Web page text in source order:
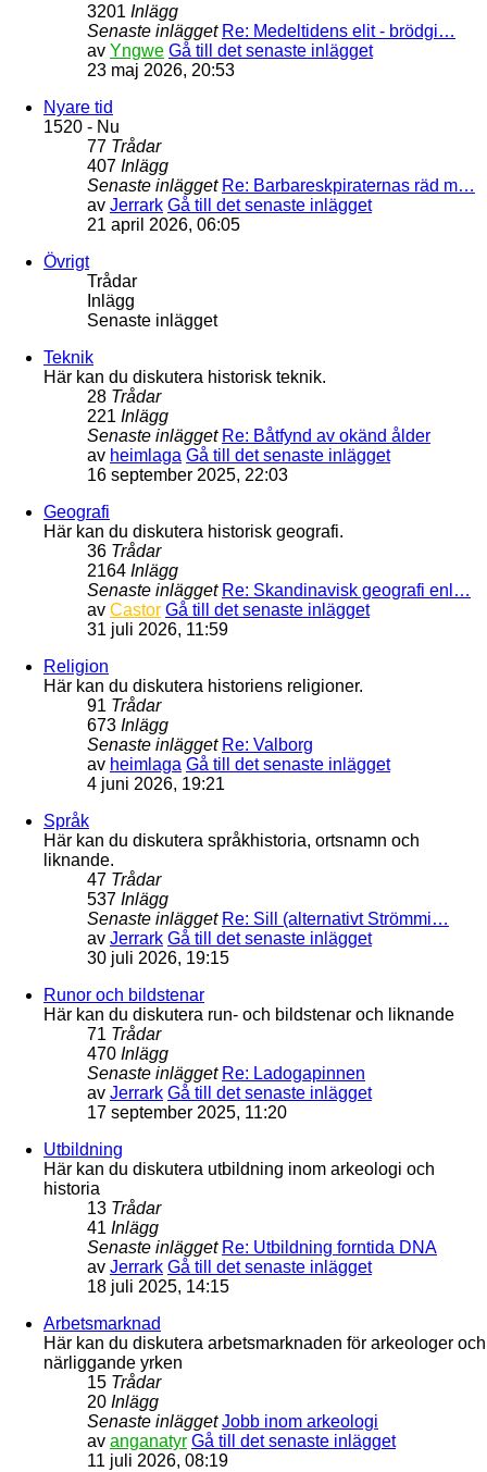
3201 Inlägg
Senaste inlägget Re: Medeltidens elit - brödgi…
av Yngwe Gå till det senaste inlägget
23 maj 2026, 20:53
Nyare tid
1520 - Nu
77 Trådar
407 Inlägg
Senaste inlägget Re: Barbareskpiraternas räd m…
av Jerrark Gå till det senaste inlägget
21 april 2026, 06:05
Övrigt
Trådar
Inlägg
Senaste inlägget
Teknik
Här kan du diskutera historisk teknik.
28 Trådar
221 Inlägg
Senaste inlägget Re: Båtfynd av okänd ålder
av heimlaga Gå till det senaste inlägget
16 september 2025, 22:03
Geografi
Här kan du diskutera historisk geografi.
36 Trådar
2164 Inlägg
Senaste inlägget Re: Skandinavisk geografi enl…
av Castor Gå till det senaste inlägget
31 juli 2026, 11:59
Religion
Här kan du diskutera historiens religioner.
91 Trådar
673 Inlägg
Senaste inlägget Re: Valborg
av heimlaga Gå till det senaste inlägget
4 juni 2026, 19:21
Språk
Här kan du diskutera språkhistoria, ortsnamn och
liknande.
47 Trådar
537 Inlägg
Senaste inlägget Re: Sill (alternativt Strömmi…
av Jerrark Gå till det senaste inlägget
30 juli 2026, 19:15
Runor och bildstenar
Här kan du diskutera run- och bildstenar och liknande
71 Trådar
470 Inlägg
Senaste inlägget Re: Ladogapinnen
av Jerrark Gå till det senaste inlägget
17 september 2025, 11:20
Utbildning
Här kan du diskutera utbildning inom arkeologi och
historia
13 Trådar
41 Inlägg
Senaste inlägget Re: Utbildning forntida DNA
av Jerrark Gå till det senaste inlägget
18 juli 2025, 14:15
Arbetsmarknad
Här kan du diskutera arbetsmarknaden för arkeologer och
närliggande yrken
15 Trådar
20 Inlägg
Senaste inlägget Jobb inom arkeologi
av anganatyr Gå till det senaste inlägget
11 juli 2026, 08:19